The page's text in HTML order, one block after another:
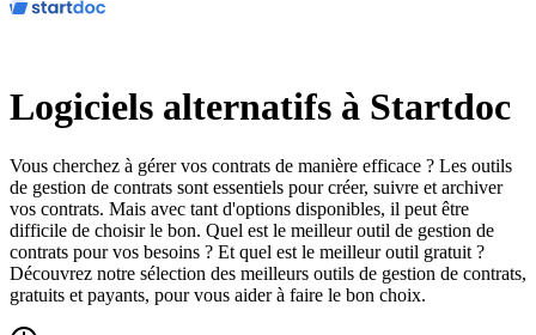
Logiciels alternatifs à Startdoc
Vous cherchez à gérer vos contrats de manière efficace ? Les outils
de gestion de contrats sont essentiels pour créer, suivre et archiver
vos contrats. Mais avec tant d'options disponibles, il peut être
difficile de choisir le bon. Quel est le meilleur outil de gestion de
contrats pour vos besoins ? Et quel est le meilleur outil gratuit ?
Découvrez notre sélection des meilleurs outils de gestion de contrats,
gratuits et payants, pour vous aider à faire le bon choix.